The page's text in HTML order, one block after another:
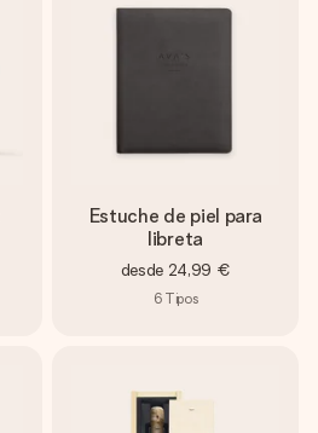
Estuche de piel para
libreta
desde 24,99 €
6 Tipos